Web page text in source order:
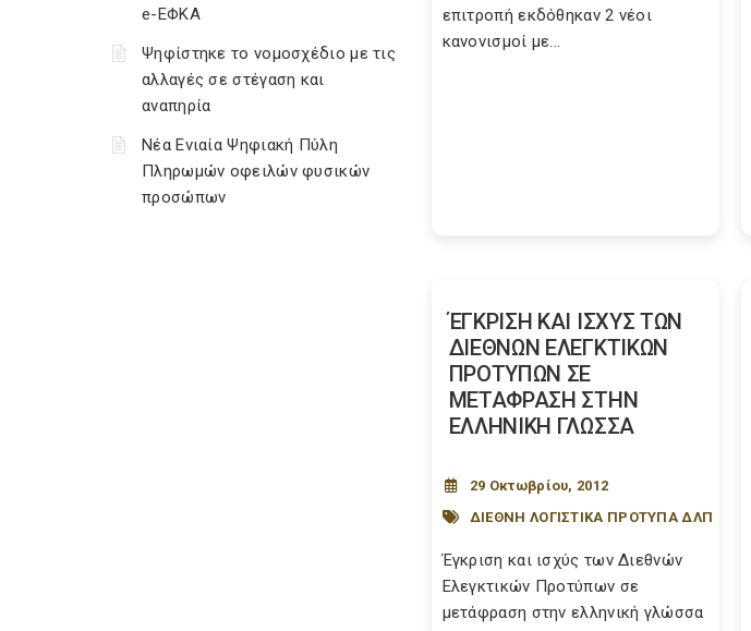
e-ΕΦΚΑ
Ψηφίστηκε το νομοσχέδιο με τις
αλλαγές σε στέγαση και
αναπηρία
Νέα Ενιαία Ψηφιακή Πύλη
Πληρωμών οφειλών φυσικών
προσώπων
επιτροπή εκδόθηκαν 2 νέοι
κανονισμοί με...
ΈΓΚΡΙΣΗ ΚΑΙ ΙΣΧΥΣ ΤΩΝ
ΔΙΕΘΝΩΝ ΕΛΕΓΚΤΙΚΩΝ
ΠΡΟΤΥΠΩΝ ΣΕ
ΜΕΤΑΦΡΑΣΗ ΣΤΗΝ
ΕΛΛΗΝΙΚΗ ΓΛΩΣΣΑ
29 Οκτωβρίου, 2012
ΔΙΕΘΝΗ ΛΟΓΙΣΤΙΚΑ ΠΡΟΤΥΠΑ ΔΛΠ
Έγκριση και ισχύς των Διεθνών
Ελεγκτικών Προτύπων σε
μετάφραση στην ελληνική γλώσσα